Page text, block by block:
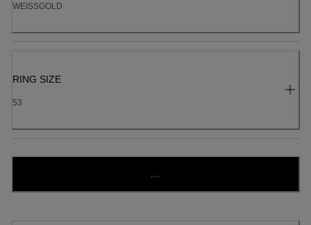
WEISSGOLD
RING SIZE
53